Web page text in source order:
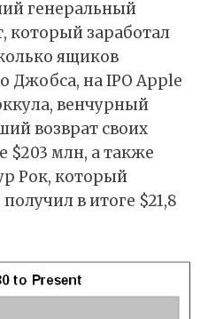
генеральный
который заработал
ящиков
Джобса, на IPO Apple
венчурный
возврат своих
$203 млн, а также
Рок, который
в итоге $21,8